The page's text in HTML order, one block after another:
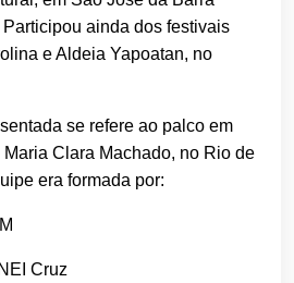
ainda dos festivais
e Aldeia Yapoatan, no
se refere ao palco em
Clara Machado, no Rio de
era formada por:
Cruz